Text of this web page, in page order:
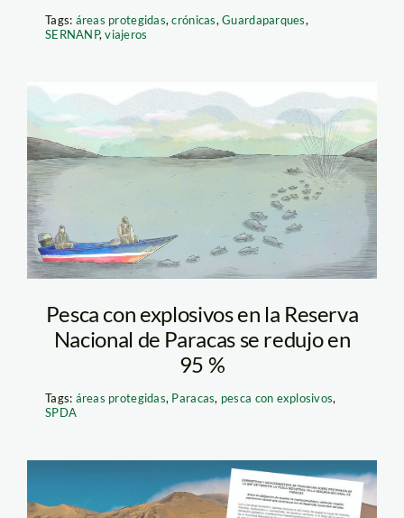
Tags: áreas protegidas,crónicas,Guardaparques,
SERNANP,viajeros
pesca con explosivos –
daniel maguina – spda
Pesca con explosivos en la Reserva
Nacional de Paracas se redujo en
95 %
Tags: áreas protegidas, Paracas, pesca con explosivos,
SPDA